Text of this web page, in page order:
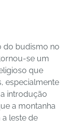
do budismo no
se um
que
especialmente
introdução
a montanha
a leste de